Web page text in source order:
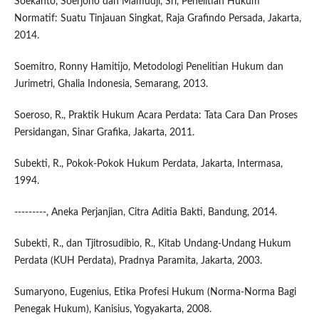
Normatif: Suatu Tinjauan Singkat, Raja Grafindo Persada, Jakarta,
2014.
Soemitro, Ronny Hamitijo, Metodologi Penelitian Hukum dan
Jurimetri, Ghalia Indonesia, Semarang, 2013.
Soeroso, R., Praktik Hukum Acara Perdata: Tata Cara Dan Proses
Persidangan, Sinar Grafika, Jakarta, 2011.
Subekti, R., Pokok-Pokok Hukum Perdata, Jakarta, Intermasa,
1994.
---------, Aneka Perjanjian, Citra Aditia Bakti, Bandung, 2014.
Subekti, R., dan Tjitrosudibio, R., Kitab Undang-Undang Hukum
Perdata (KUH Perdata), Pradnya Paramita, Jakarta, 2003.
Sumaryono, Eugenius, Etika Profesi Hukum (Norma-Norma Bagi
Penegak Hukum), Kanisius, Yogyakarta, 2008.